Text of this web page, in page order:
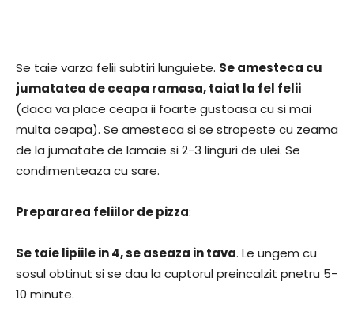
Se taie varza felii subtiri lunguiete. Se amesteca cu
jumatatea de ceapa ramasa, taiat la fel felii
(daca va place ceapa ii foarte gustoasa cu si mai
multa ceapa). Se amesteca si se stropeste cu zeama
de la jumatate de lamaie si 2-3 linguri de ulei. Se
condimenteaza cu sare.
Prepararea feliilor de pizza:
Se taie lipiile in 4, se aseaza in tava. Le ungem cu
sosul obtinut si se dau la cuptorul preincalzit pnetru 5-
10 minute.